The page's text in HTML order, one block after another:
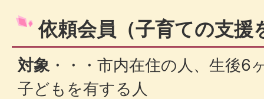
依頼会員（子育ての支援
対象・・・市内在住の人、生後6
子どもを有する人